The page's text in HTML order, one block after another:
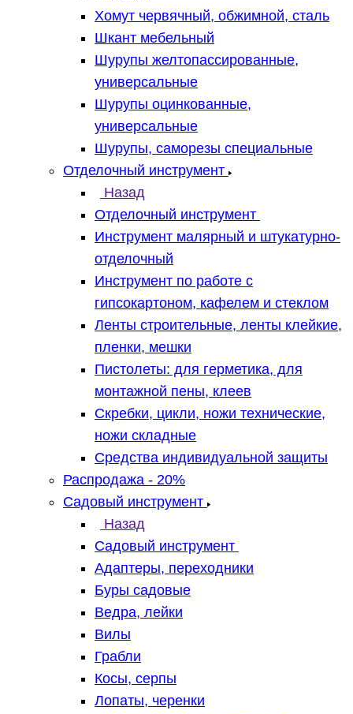
Хомут червячный, обжимной, сталь
Шкант мебельный
Шурупы желтопассированные,
универсальные
Шурупы оцинкованные,
универсальные
Шурупы, саморезы специальные
Отделочный инструмент
Назад
Отделочный инструмент
Инструмент малярный и штукатурно-
отделочный
Инструмент по работе с
гипсокартоном, кафелем и стеклом
Ленты строительные, ленты клейкие,
пленки, мешки
Пистолеты: для герметика, для
монтажной пены, клеев
Скребки, цикли, ножи технические,
ножи складные
Средства индивидуальной защиты
Распродажа - 20%
Садовый инструмент
Назад
Садовый инструмент
Адаптеры, переходники
Буры садовые
Ведра, лейки
Вилы
Грабли
Косы, серпы
Лопаты, черенки